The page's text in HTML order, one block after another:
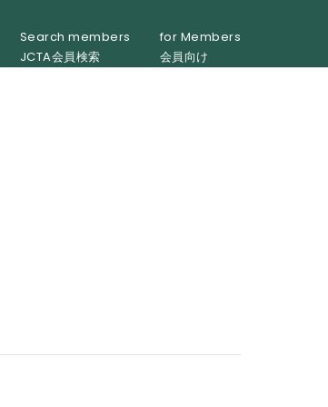
Search members
JCTA会員検索
for Members
会員向け